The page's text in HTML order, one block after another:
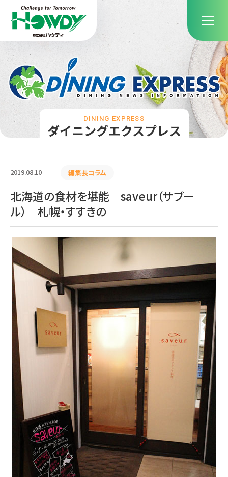
ダイニングエクスプレス
DINING EXPRESS
2019.08.10 編集長コラム
北海道の食材を堪能 saveur（サブー
ル） 札幌・すすきの